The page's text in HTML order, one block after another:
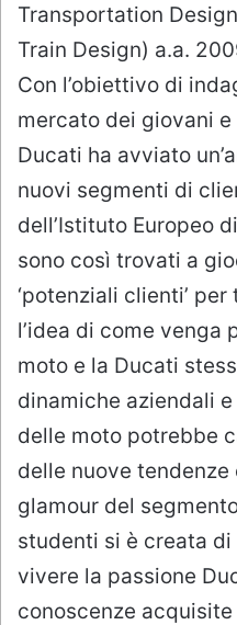
Transportation
Train Design) a.a.
Con l’obiettivo di
mercato dei giovani
Ducati ha avviato
nuovi segmenti di
dell’Istituto Europeo
sono così trovati a
‘potenziali clienti’
l’idea di come
moto e la Ducati
dinamiche aziendali
delle moto potrebbe
delle nuove tendenze
glamour del
studenti si è creata di
vivere la passione
conoscenze